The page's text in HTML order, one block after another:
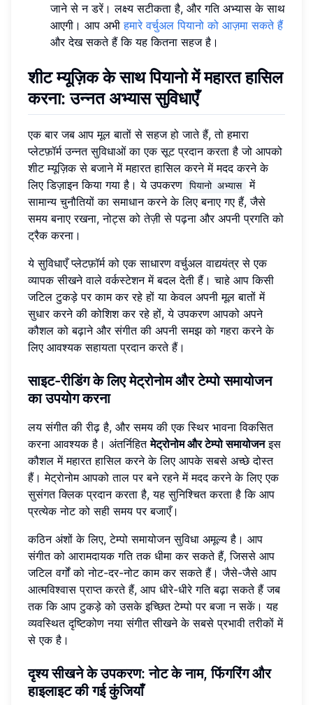
जाने से न डरें। लक्ष्य सटीकता है, और गति अभ्यास के साथ
आएगी। आप अभीहमारे वर्चुअल पियानो को आज़मा सकते हैं
और देख सकते हैं कि यह कितना सहज है।
शीट म्यूज़िक के साथ पियानो में महारत हासिल
करना: उन्नत अभ्यास सुविधाएँ
एक बार जब आप मूल बातों से सहज हो जाते हैं, तो हमारा
प्लेटफ़ॉर्म उन्नत सुविधाओं का एक सूट प्रदान करता है जो आपको
शीट म्यूज़िक से बजाने में महारत हासिल करने में मदद करने के
लिए डिज़ाइन किया गया है। ये उपकरण
पियानो अभ्यास में
सामान्य चुनौतियों का समाधान करने के लिए बनाए गए हैं, जैसे
समय बनाए रखना, नोट्स को तेज़ी से पढ़ना और अपनी प्रगति को
ट्रैक करना।
ये सुविधाएँ प्लेटफ़ॉर्म को एक साधारण वर्चुअल वाद्ययंत्र से एक
व्यापक सीखने वाले वर्कस्टेशन में बदल देती हैं। चाहे आप किसी
जटिल टुकड़े पर काम कर रहे हों या केवल अपनी मूल बातों में
सुधार करने की कोशिश कर रहे हों, ये उपकरण आपको अपने
कौशल को बढ़ाने और संगीत की अपनी समझ को गहरा करने के
लिए आवश्यक सहायता प्रदान करते हैं।
साइट-रीडिंग के लिए मेट्रोनोम और टेम्पो समायोजन
का उपयोग करना
लय संगीत की रीढ़ है, और समय की एक स्थिर भावना विकसित
करना आवश्यक है। अंतर्निहितमेट्रोनोम और टेम्पो समायोजनइस
कौशल में महारत हासिल करने के लिए आपके सबसे अच्छे दोस्त
हैं। मेट्रोनोम आपको ताल पर बने रहने में मदद करने के लिए एक
सुसंगत क्लिक प्रदान करता है, यह सुनिश्चित करता है कि आप
प्रत्येक नोट को सही समय पर बजाएँ।
कठिन अंशों के लिए, टेम्पो समायोजन सुविधा अमूल्य है। आप
संगीत को आरामदायक गति तक धीमा कर सकते हैं, जिससे आप
जटिल वर्गों को नोट-दर-नोट काम कर सकते हैं। जैसे-जैसे आप
आत्मविश्वास प्राप्त करते हैं, आप धीरे-धीरे गति बढ़ा सकते हैं जब
तक कि आप टुकड़े को उसके इच्छित टेम्पो पर बजा न सकें। यह
व्यवस्थित दृष्टिकोण नया संगीत सीखने के सबसे प्रभावी तरीकों में
से एक है।
दृश्य सीखने के उपकरण: नोट के नाम, फिंगरिंग और
हाइलाइट की गई कुंजियाँ